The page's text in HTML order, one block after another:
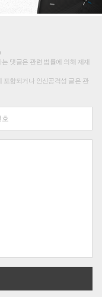
댓글은 관련 법률에 의해 제재
포함되거나 인신공격성 글은 관